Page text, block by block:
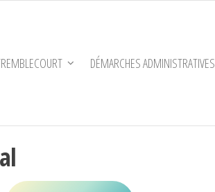
DÉMARCHES ADMINISTRATIVES